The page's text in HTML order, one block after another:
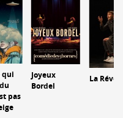
qui
pas
Joyeux
Bordel
La